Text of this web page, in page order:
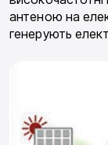
антеною на
генерують